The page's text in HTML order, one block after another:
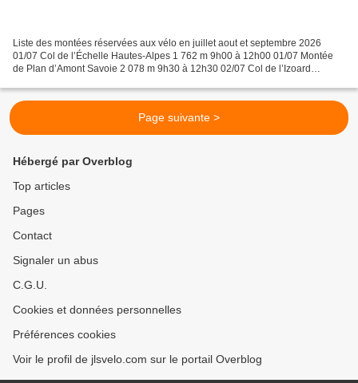
Liste des montées réservées aux vélo en juillet aout et septembre 2026
01/07 Col de l’Échelle Hautes-Alpes 1 762 m 9h00 à 12h00 01/07 Montée
de Plan d’Amont Savoie 2 078 m 9h30 à 12h30 02/07 Col de l’Izoard
Page suivante >
Hébergé par Overblog
Top articles
Pages
Contact
Signaler un abus
C.G.U.
Cookies et données personnelles
Préférences cookies
Voir le profil de jlsvelo.com sur le portail Overblog